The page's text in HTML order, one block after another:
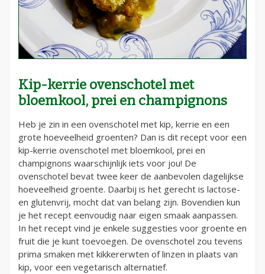
Kip-kerrie ovenschotel met
bloemkool, prei en champignons
Heb je zin in een ovenschotel met kip, kerrie en een
grote hoeveelheid groenten? Dan is dit recept voor een
kip-kerrie ovenschotel met bloemkool, prei en
champignons waarschijnlijk iets voor jou! De
ovenschotel bevat twee keer de aanbevolen dagelijkse
hoeveelheid groente. Daarbij is het gerecht is lactose-
en glutenvrij, mocht dat van belang zijn. Bovendien kun
je het recept eenvoudig naar eigen smaak aanpassen.
In het recept vind je enkele suggesties voor groente en
fruit die je kunt toevoegen. De ovenschotel zou tevens
prima smaken met kikkererwten of linzen in plaats van
kip, voor een vegetarisch alternatief.